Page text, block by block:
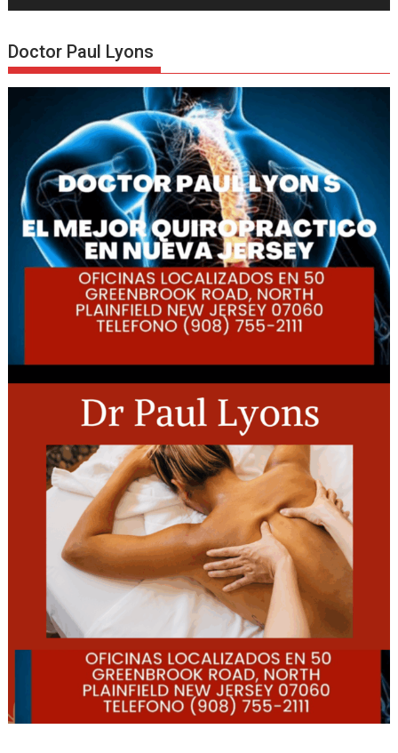
Doctor Paul Lyons